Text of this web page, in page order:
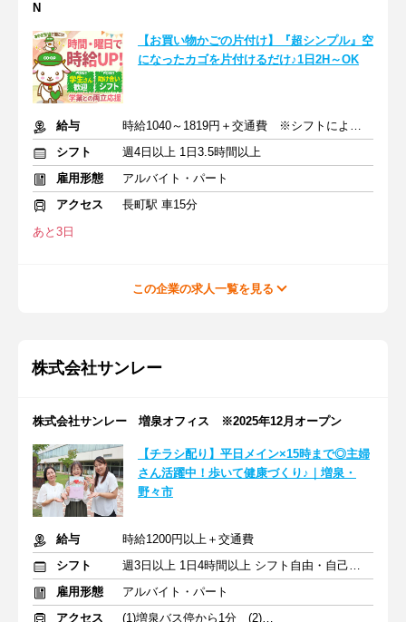
N
【お買い物かごの片付け】『超シンプル』空
になったカゴを片付けるだけ♪1日2H～OK
給与
時給1040～1819円＋交通費 ※シフトにより時給変動あり
シフト
週4日以上 1日3.5時間以上
雇用形態
アルバイト・パート
アクセス
長町駅 車15分
あと3日
この企業の求人一覧を見る
株式会社サンレー
株式会社サンレー 増泉オフィス ※2025年12月オープン
【チラシ配り】平日メイン×15時まで◎主婦
さん活躍中！歩いて健康づくり♪｜増泉・
野々市
給与
時給1200円以上＋交通費
シフト
週3日以上 1日4時間以上 シフト自由・自己申告
雇用形態
アルバイト・パート
アクセス
(1)増泉バス停から1分 (2)野々市駅